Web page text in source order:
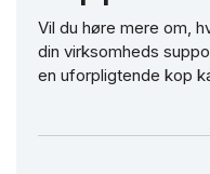
Vil du høre mere om,
din virksomheds
en uforpligtende kop